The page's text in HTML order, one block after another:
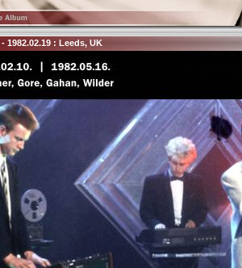
1982.02.19 : Leeds, UK